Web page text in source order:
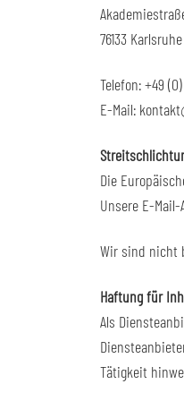
76133 Karlsruhe
Telefon: +49
E-Mail:
Die
Unsere E-
Wir sind nicht
Haftung für
Als
Tätigkeit